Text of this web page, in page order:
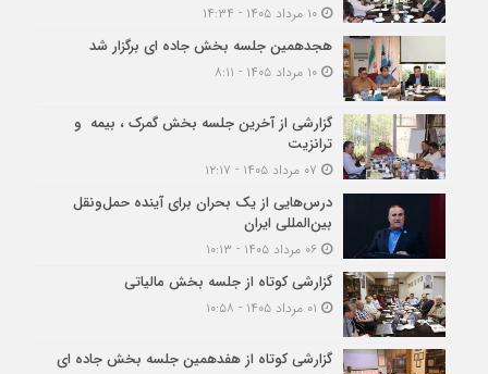
۱۰ مرداد ۱۴۰۵ - ۱۴:۳۴
هجدهمین جلسه بخش جاده ای برگزار شد
۱۰ مرداد ۱۴۰۵ - ۸:۱۱
گزارشی از آخرین جلسه بخش گمرک ، بیمه و
ترانزیت
درس‌هایی از یک بحران برای آینده حمل‌ونقل
بین‌المللی ایران
گزارشی کوتاه از جلسه بخش مالیاتی
گزارشی کوتاه از هفدهمین جلسه بخش جاده ای